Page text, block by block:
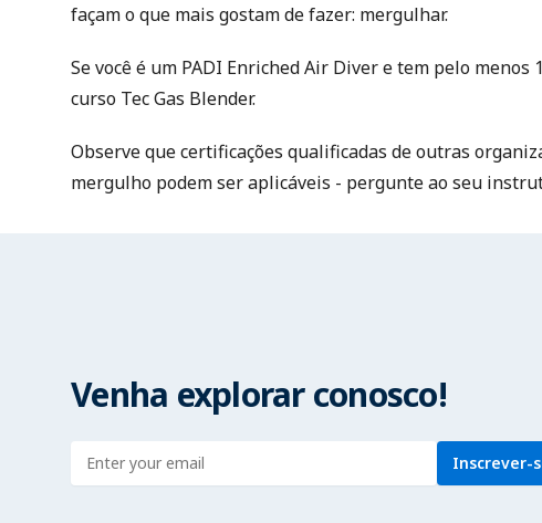
façam o que mais gostam de fazer: mergulhar.
Se você é um PADI Enriched Air Divere tem pelo menos
curso Tec Gas Blender.
Observe que certificações qualificadas de outras
mergulho podem ser aplicáveis - pergunte ao seu
Venha explorar conosco!
Enter address Inscrever-